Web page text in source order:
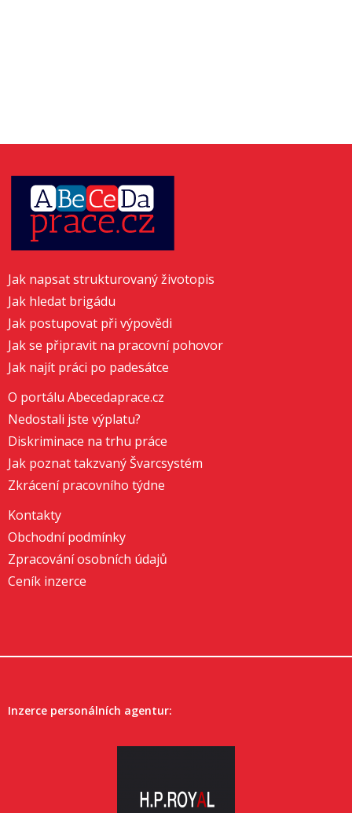
Jak napsat strukturovaný životopis
Jak hledat brigádu
Jak postupovat při výpovědi
Jak se připravit na pracovní pohovor
Jak najít práci po padesátce
O portálu Abecedaprace.cz
Nedostali jste výplatu?
Diskriminace na trhu práce
Jak poznat takzvaný Švarcsystém
Zkrácení pracovního týdne
Kontakty
Obchodní podmínky
Zpracování osobních údajů
Ceník inzerce
Inzerce personálních agentur: